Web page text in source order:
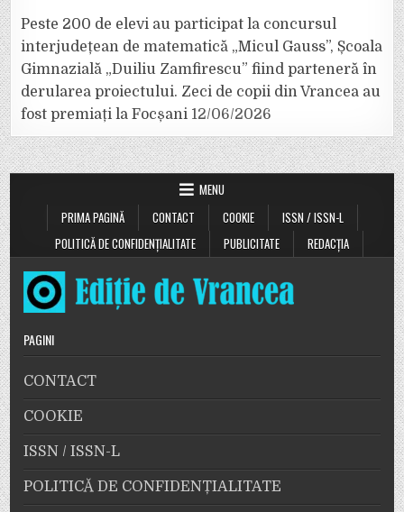
Peste 200 de elevi au participat la concursul
interjudețean de matematică „Micul Gauss”, Școala
Gimnazială „Duiliu Zamfirescu” fiind parteneră în
derularea proiectului. Zeci de copii din Vrancea au
fost premiați la Focșani 12/06/2026
MENU
PRIMA PAGINĂ
CONTACT COOKIE
ISSN / ISSN-L
POLITICĂ DE CONFIDENȚIALITATE
PUBLICITATE REDACȚIA
PAGINI
CONTACT
COOKIE
ISSN / ISSN-L
POLITICĂ DE CONFIDENȚIALITATE